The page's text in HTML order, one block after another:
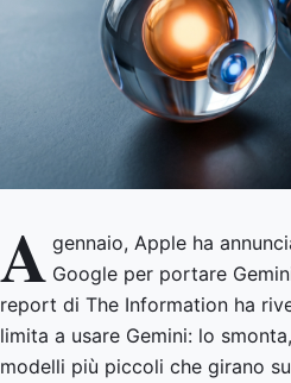
A gennaio, Apple ha
Google per portare
report di The Information ha
limita a usare Gemini: lo
modelli più piccoli che girano